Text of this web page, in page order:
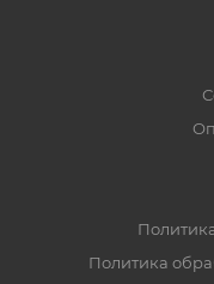
Политика